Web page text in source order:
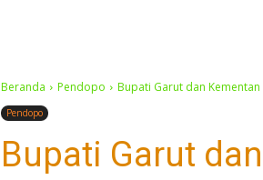
Beranda Pendopo Bupati Garut dan
Pendopo
Bupati Garut